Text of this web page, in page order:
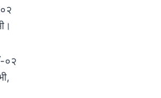
०२